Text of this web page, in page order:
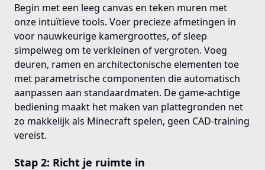
Begin met een leeg canvas en teken muren met
onze intuïtieve tools. Voer precieze afmetingen in
voor nauwkeurige kamergroottes, of sleep
simpelweg om te verkleinen of vergroten. Voeg
deuren, ramen en architectonische elementen toe
met parametrische componenten die automatisch
aanpassen aan standaardmaten. De game-achtige
bediening maakt het maken van plattegronden net
zo makkelijk als Minecraft spelen, geen CAD-training
vereist.
Stap 2: Richt je ruimte in